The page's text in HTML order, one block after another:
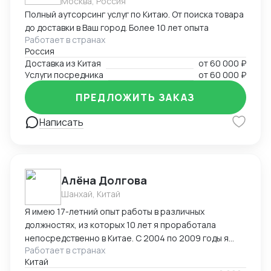
логистика под ключ ✅ Экспорт/импорт, оформление
документов, доставка в любую страну 📲 Готов
обсудить сотрудничество! Готов к сотрудничеству!
Расскажите, что вы ищете — и я найду решение в
Китае.
Полный аутсорсинг услуг по Китаю. От поиска товара
до доставки в Ваш город. Более 10 лет опыта
Работает в странах
Россия
Доставка из Китая
от60 000 ₽
Услуги посредника
от60 000 ₽
Написать
ПРЕДЛОЖИТЬ ЗАКАЗ
Алёна Долгова
Шанхай, Китай
Я имею 17-летний опыт работы в различных
должностях, из которых 10 лет я проработала
непосредственно в Китае. С 2004 по 2009 годы я
работала переводчиком, региональным
представителем и специалистом по ВЭД в КНР, г.
Работает в странах
Китай